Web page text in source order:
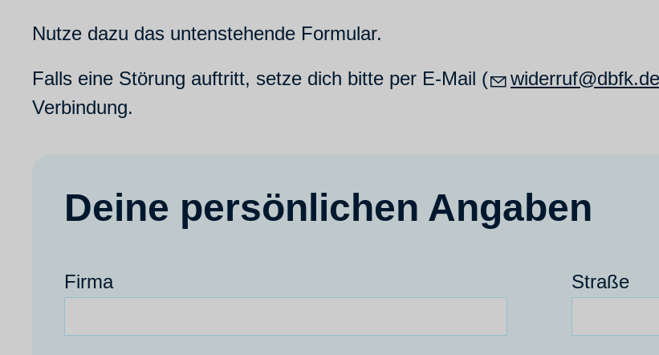
Nutze dazu das untenstehende Formular.
Falls eine Störung auftritt, setze dich bitte per E-Mail ( w d rr f dbfk d
Verbindung.
Deine persönlichen Angaben
Firma Straße